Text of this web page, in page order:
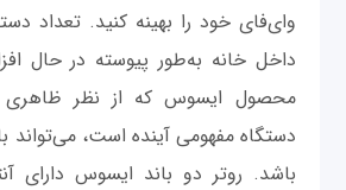
وای‌فای خود را بهینه کنید. تعداد
داخل خانه به‌طور پیوسته در حال
محصول ایسوس که از نظر ظاهری
دستگاه مفهومی آینده است، می‌تواند
باشد. روتر دو باند ایسوس دارای